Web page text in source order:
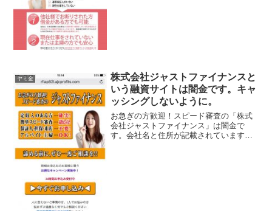
ヤミ金
株式会社ジャストファイナンスと
いう融資サイトは闇金です。キャ
ッシングしないように。
お急ぎの方歓迎！スピード審査の「株式
会社ジャストファイナンス」は闇金で
す。会社名と住所が記載されています